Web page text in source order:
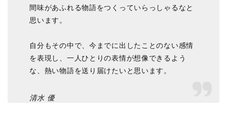
間味があふれる物語をつくっていらっしゃるなと
思います。
自分もその中で、今までに出したことのない感情
を表現し、一人ひとりの表情が想像できるよう
な、熱い物語を送り届けたいと思います。
清水 優